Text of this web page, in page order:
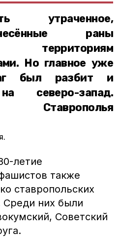
утраченное,
раны
территориям
Но главное уже
был разбит и
северо-запад.
Ставрополья
летие
также
ставропольских
Среди них были
Советский